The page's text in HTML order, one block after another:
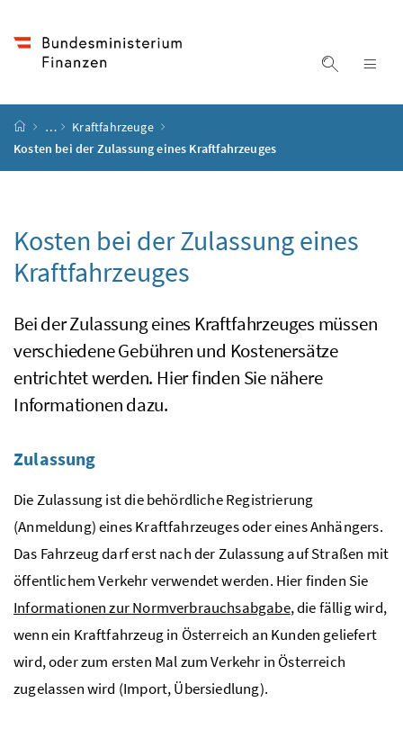
Suche
Startseite
…
Kraftfahrzeuge
Kosten bei der Zulassung eines Kraftfahrzeuges
Kosten bei der Zulassung eines
Kraftfahrzeuges
Bei der Zulassung eines Kraftfahrzeuges müssen
verschiedene Gebühren und Kostenersätze
entrichtet werden. Hier finden Sie nähere
Informationen dazu.
Zulassung
Die Zulassung ist die behördliche Registrierung
(Anmeldung) eines Kraftfahrzeuges oder eines Anhängers.
Das Fahrzeug darf erst nach der Zulassung auf Straßen mit
öffentlichem Verkehr verwendet werden. Hier finden Sie
Informationen zur Normverbrauchsabgabe, die fällig wird,
wenn ein Kraftfahrzeug in Österreich an Kunden geliefert
wird, oder zum ersten Mal zum Verkehr in Österreich
zugelassen wird (Import, Übersiedlung).